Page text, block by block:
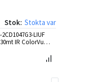
Stok: Stokta var
LIUF
IR ColorVu